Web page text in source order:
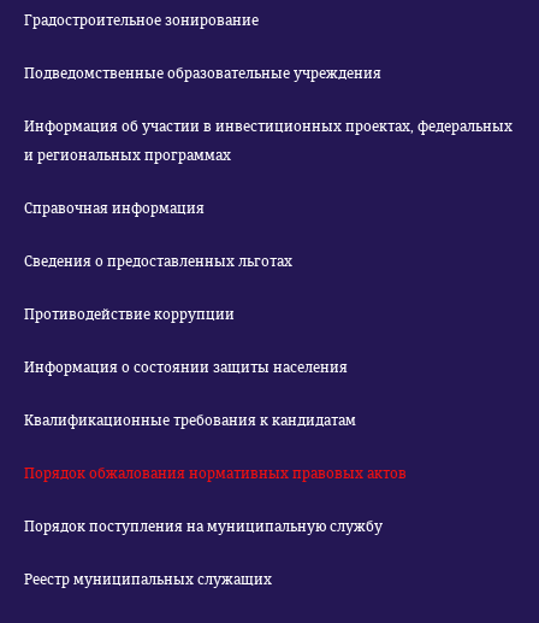
Градостроительное зонирование
Подведомственные образовательные учреждения
Информация об участии в инвестиционных проектах, федеральных
и региональных программах
Справочная информация
Сведения о предоставленных льготах
Противодействие коррупции
Информация о состоянии защиты населения
Квалификационные требования к кандидатам
Порядок обжалования нормативных правовых актов
Порядок поступления на муниципальную службу
Реестр муниципальных служащих